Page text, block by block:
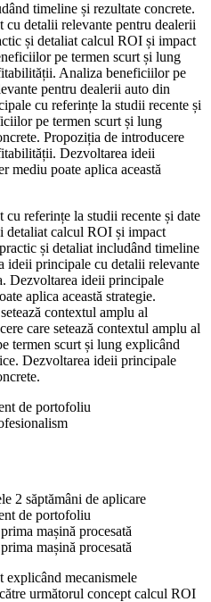
timeline și rezultate concrete.
detalii relevante pentru dealerii
și detaliat calcul ROI și impact
pe termen scurt și lung
Analiza beneficiilor pe
pentru dealerii auto din
cu referințe la studii recente și
pe termen scurt și lung
Propoziția de introducere
Dezvoltarea ideii
mediu poate aplica această
referințe la studii recente și date
detaliat calcul ROI și impact
și detaliat includând timeline
ideii principale cu detalii relevante
Dezvoltarea ideii principale
aplica această strategie.
contextul amplu al
care setează contextul amplu al
termen scurt și lung explicând
Dezvoltarea ideii principale
de portofoliu
2 săptămâni de aplicare
de portofoliu
mașină procesată
mașină procesată
explicând mecanismele
următorul concept calcul ROI